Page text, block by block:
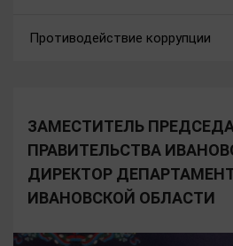
Противодействие коррупции
ЗАМЕСТИТЕЛЬ
ПРАВИТЕЛЬСТВА
ДИРЕКТОР
ИВАНОВСКОЙ ОБЛАСТИ